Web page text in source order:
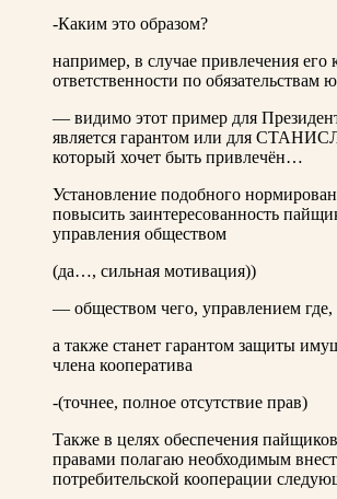
-Каким это образом?
например, в случае привлечения его
ответственности по обязательствам
— видимо этот пример для
является гарантом или для
который хочет быть привлечён…
Установление подобного
повысить заинтересованность
управления обществом
(да…, сильная мотивация))
— обществом чего, управлением где,
а также станет гарантом защиты
члена кооператива
-(точнее, полное отсутствие прав)
Также в целях обеспечения
правами полагаю необходимым
потребительской кооперации